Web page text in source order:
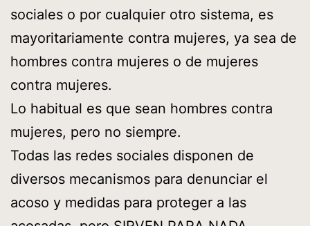
sociales o por cualquier otro sistema, es
mayoritariamente contra mujeres, ya sea de
hombres contra mujeres o de mujeres
contra mujeres.
Lo habitual es que sean hombres contra
mujeres, pero no siempre.
Todas las redes sociales disponen de
diversos mecanismos para denunciar el
acoso y medidas para proteger a las